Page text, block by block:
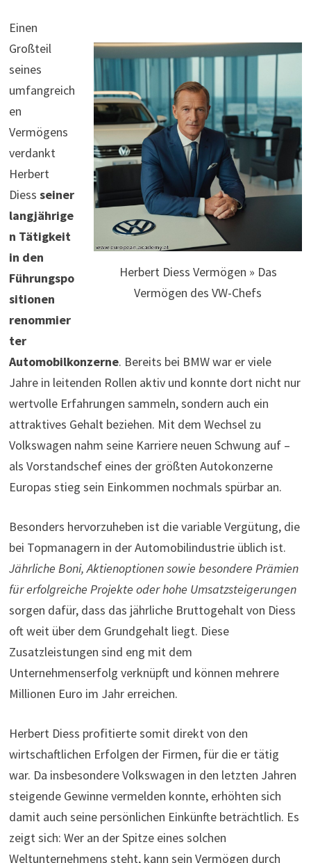
Herbert Diess Vermögen » Das
Vermögen des VW-Chefs
Einen
Großteil
seines
umfangreich
en
Vermögens
verdankt
Herbert
Diess seiner
langjährige
n Tätigkeit
in den
Führungspo
sitionen
renommier
ter
Automobilkonzerne. Bereits bei BMW war er viele
Jahre in leitenden Rollen aktiv und konnte dort nicht nur
wertvolle Erfahrungen sammeln, sondern auch ein
attraktives Gehalt beziehen. Mit dem Wechsel zu
Volkswagen nahm seine Karriere neuen Schwung auf –
als Vorstandschef eines der größten Autokonzerne
Europas stieg sein Einkommen nochmals spürbar an.
Besonders hervorzuheben ist die variable Vergütung, die
bei Topmanagern in der Automobilindustrie üblich ist.
Jährliche Boni, Aktienoptionen sowie besondere Prämien
für erfolgreiche Projekte oder hohe Umsatzsteigerungen
sorgen dafür, dass das jährliche Bruttogehalt von Diess
oft weit über dem Grundgehalt liegt. Diese
Zusatzleistungen sind eng mit dem
Unternehmenserfolg verknüpft und können mehrere
Millionen Euro im Jahr erreichen.
Herbert Diess profitierte somit direkt von den
wirtschaftlichen Erfolgen der Firmen, für die er tätig
war. Da insbesondere Volkswagen in den letzten Jahren
steigende Gewinne vermelden konnte, erhöhten sich
damit auch seine persönlichen Einkünfte beträchtlich. Es
zeigt sich: Wer an der Spitze eines solchen
Weltunternehmens steht, kann sein Vermögen durch